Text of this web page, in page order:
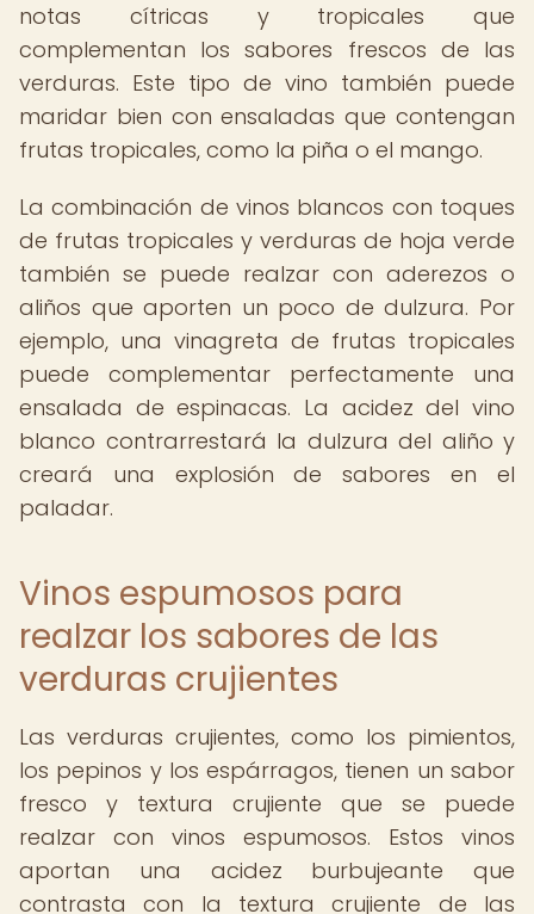
notas cítricas y tropicales que
complementan los sabores frescos de las
verduras. Este tipo de vino también puede
maridar bien con ensaladas que contengan
frutas tropicales, como la piña o el mango.
La combinación de vinos blancos con toques
de frutas tropicales y verduras de hoja verde
también se puede realzar con aderezos o
aliños que aporten un poco de dulzura. Por
ejemplo, una vinagreta de frutas tropicales
puede complementar perfectamente una
ensalada de espinacas. La acidez del vino
blanco contrarrestará la dulzura del aliño y
creará una explosión de sabores en el
paladar.
Vinos espumosos para
realzar los sabores de las
verduras crujientes
Las verduras crujientes, como los pimientos,
los pepinos y los espárragos, tienen un sabor
fresco y textura crujiente que se puede
realzar con vinos espumosos. Estos vinos
aportan una acidez burbujeante que
contrasta con la textura crujiente de las